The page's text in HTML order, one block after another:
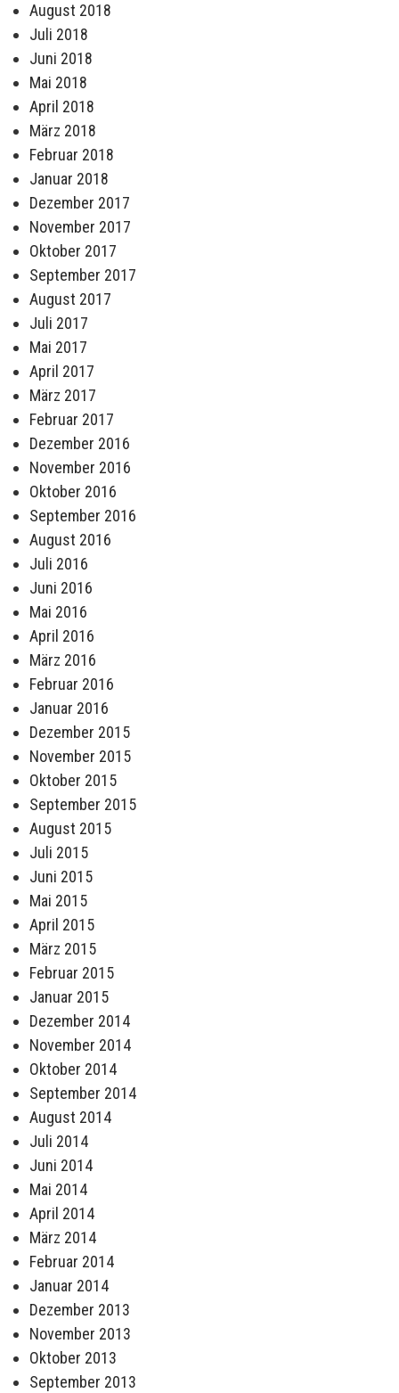
August 2018
Juli 2018
Juni 2018
Mai 2018
April 2018
März 2018
Februar 2018
Januar 2018
Dezember 2017
November 2017
Oktober 2017
September 2017
August 2017
Juli 2017
Mai 2017
April 2017
März 2017
Februar 2017
Dezember 2016
November 2016
Oktober 2016
September 2016
August 2016
Juli 2016
Juni 2016
Mai 2016
April 2016
März 2016
Februar 2016
Januar 2016
Dezember 2015
November 2015
Oktober 2015
September 2015
August 2015
Juli 2015
Juni 2015
Mai 2015
April 2015
März 2015
Februar 2015
Januar 2015
Dezember 2014
November 2014
Oktober 2014
September 2014
August 2014
Juli 2014
Juni 2014
Mai 2014
April 2014
März 2014
Februar 2014
Januar 2014
Dezember 2013
November 2013
Oktober 2013
September 2013